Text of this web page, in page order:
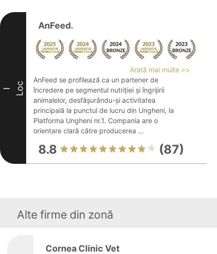
I Loc
AnFeed.
Arată mai multe >>
AnFeed se profilează ca un partener de
încredere pe segmentul nutriției și îngrijirii
animalelor, desfășurându-și activitatea
principală la punctul de lucru din Ungheni, la
Platforma Ungheni nr.1. Compania are o
orientare clară către producerea ...
8.8 (87)
Alte firme din zonă
Cornea Clinic Vet